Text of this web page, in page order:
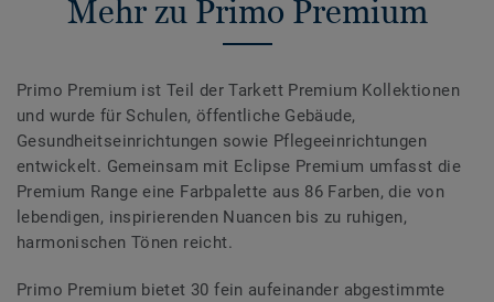
Mehr zu Primo Premium
Primo Premium ist Teil der Tarkett Premium Kollektionen
und wurde für Schulen, öffentliche Gebäude,
Gesundheitseinrichtungen sowie Pflegeeinrichtungen
entwickelt. Gemeinsam mit Eclipse Premium umfasst die
Premium Range eine Farbpalette aus 86 Farben, die von
lebendigen, inspirierenden Nuancen bis zu ruhigen,
harmonischen Tönen reicht.
Primo Premium bietet 30 fein aufeinander abgestimmte